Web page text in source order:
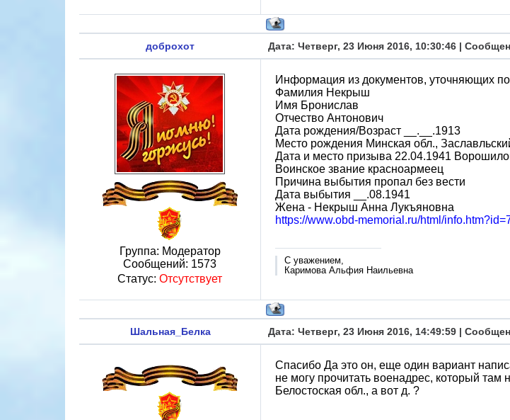
доброхот Дата: Четверг, 23 Июня 2016, 10:30:46 |
Группа: Модератор
Сообщений: 1573
Статус: Отсутствует
Информация из документов, уточняющих
Фамилия Некрыш
Имя Бронислав
Отчество Антонович
Дата рождения/Возраст __.__.1913
Место рождения Минская обл.,
Дата и место призыва 22.04.1941
Воинское звание красноармеец
Причина выбытия пропал без вести
Дата выбытия __.08.1941
Жена - Некрыш Анна Лукъяновна
https://www.obd-memorial.ru/html/
С уважением,
Каримова Альфия Наильевна
Шальная_Белка Дата: Четверг, 23 Июня 2016, 14:49:59 |
Спасибо Да это он, еще один вариант
не могу прочитать военадрес, который там
Белостоская обл., а вот д. ?